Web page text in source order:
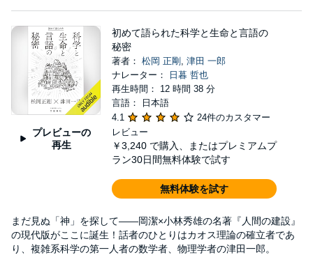
プレビューの
再生
初めて語られた科学と生命と言語の
秘密
著者： 松岡 正剛 , 津田 一郎
ナレーター：
日暮 哲也
再生時間： 12 時間 38 分
言語： 日本語
4.1
24件のカスタマー
レビュー
￥3,240 で購入、またはプレミアムプ
ラン30日間無料体験で試す
無料体験を試す
まだ見ぬ「神」を探して――岡潔×小林秀雄の名著『人間の建設』
の現代版がここに誕生！話者のひとりはカオス理論の確立者であ
り、複雑系科学の第一人者の数学者、物理学者の津田一郎。